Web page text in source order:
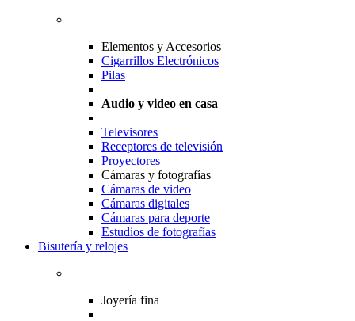
Elementos y Accesorios
Cigarrillos Electrónicos
Pilas
Audio y video en casa
Televisores
Receptores de televisión
Proyectores
Cámaras y fotografías
Cámaras de video
Cámaras digitales
Cámaras para deporte
Estudios de fotografías
Bisutería y relojes
Joyería fina